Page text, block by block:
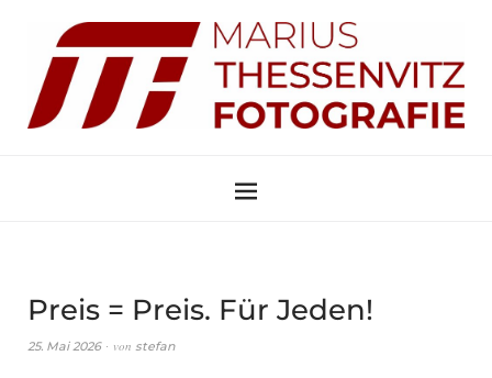
Preis = Preis. Für Jeden!
25. Mai 2026 von stefan